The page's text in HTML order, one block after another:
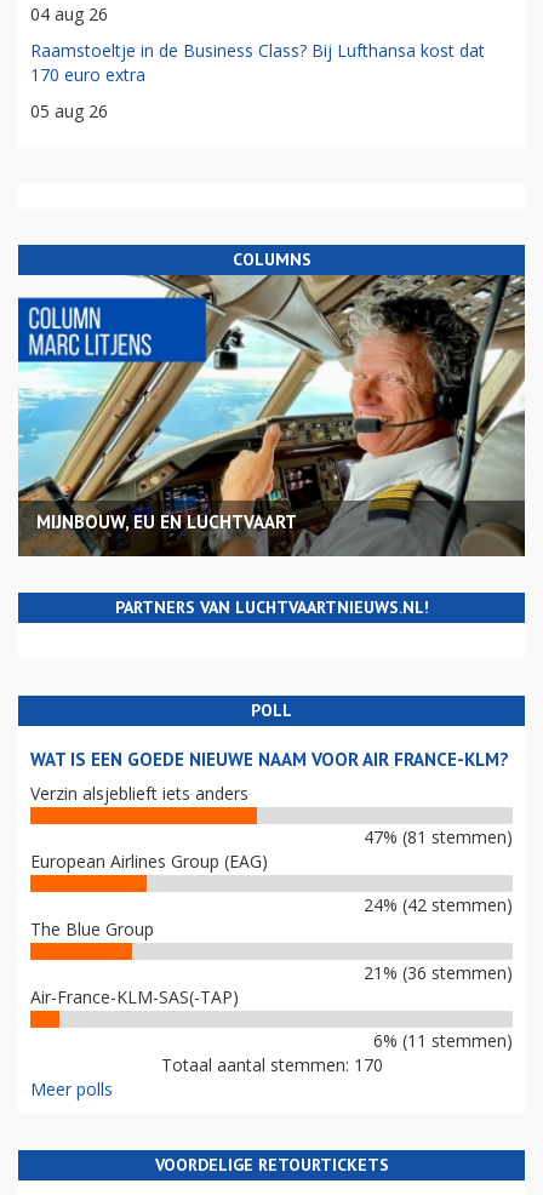
04 aug 26
Raamstoeltje in de Business Class? Bij Lufthansa kost dat
170 euro extra
05 aug 26
COLUMNS
MIJNBOUW, EU EN LUCHTVAART
PARTNERS VAN LUCHTVAARTNIEUWS.NL!
POLL
WAT IS EEN GOEDE NIEUWE NAAM VOOR AIR FRANCE-KLM?
Verzin alsjeblieft iets anders
47% (81 stemmen)
European Airlines Group (EAG)
24% (42 stemmen)
The Blue Group
21% (36 stemmen)
Air-France-KLM-SAS(-TAP)
6% (11 stemmen)
Totaal aantal stemmen: 170
Meer polls
VOORDELIGE RETOURTICKETS